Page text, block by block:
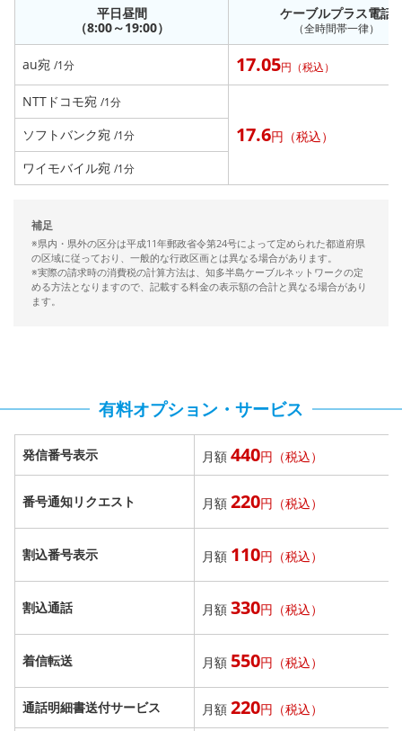
平日昼間
（8:00～19:00）
ケーブルプラス電話
（全時間帯一律）
au宛 /1分 17.05円（税込）
NTTドコモ宛 /1分
17.6円（税込）
ソフトバンク宛 /1分
ワイモバイル宛 /1分
補足
※県内・県外の区分は平成11年郵政省令第24号によって定められた都道府県
の区域に従っており、⼀般的な⾏政区画とは異なる場合があります。
※実際の請求時の消費税の計算方法は、知多半島ケーブルネットワークの定
める方法となりますので、記載する料金の表示額の合計と異なる場合があり
ます。
有料オプション・サービス
発信番号表示 月額 440円（税込）
番号通知リクエスト 月額 220円（税込）
割込番号表示 月額 110円（税込）
割込通話 月額 330円（税込）
着信転送 月額 550円（税込）
通話明細書送付サービス 月額 220円（税込）